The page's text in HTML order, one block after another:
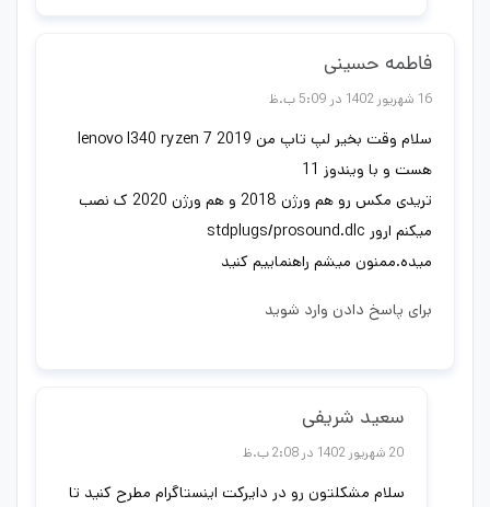
فاطمه حسینی
16 شهریور 1402 در 5:09 ب.ظ
سلام وقت بخیر لپ تاپ من lenovo l340 ryzen 7 2019
هست و با ویندوز 11
تریدی مکس رو هم ورژن 2018 و هم ورژن 2020 ک نصب
میکنم ارور stdplugs/prosound.dlc
میده.ممنون میشم راهنماییم کنید
برای پاسخ دادن وارد شوید
سعید شریفی
20 شهریور 1402 در 2:08 ب.ظ
سلام مشکلتون رو در دایرکت اینستاگرام مطرح کنید تا